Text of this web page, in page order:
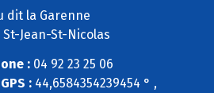
dit la Garenne
Jean-St-Nicolas
: 04 92 23 25 06
: 44,6584354239454 ° ,